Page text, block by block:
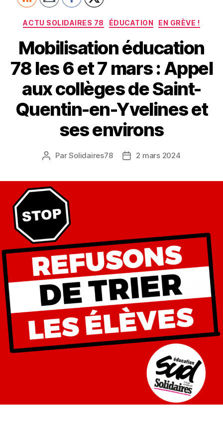
Catégories
ACTU SOLIDAIRES 78 ÉDUCATION EN GRÈVE !
Mobilisation éducation
78 les 6 et 7 mars : Appel
aux collèges de Saint-
Quentin-en-Yvelines et
ses environs
Auteur
ParSolidaires78
Date2 mars 2024